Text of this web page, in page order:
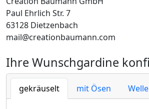
Paul Ehrlich Str. 7
63128 Dietzenbach
mail@creationbaumann.com
Ihre Wunschgardine
gekräuselt mit Ösen